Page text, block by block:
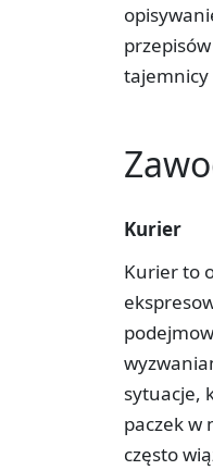
tajemnicy
Kurier
Kurier to
sytuacje,
paczek w
często